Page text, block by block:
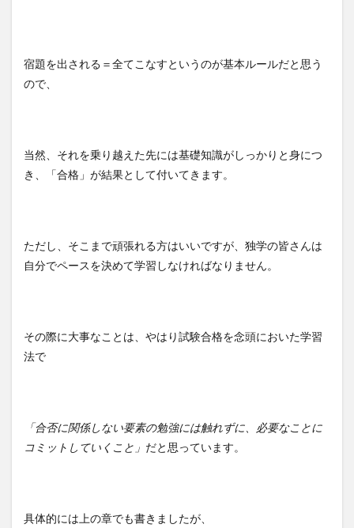
宿題を出される＝全てこなすというのが基本ルールだと思う
ので、
当然、それを乗り越えた先には基礎知識がしっかりと身につ
き、「合格」が結果として付いてきます。
ただし、そこまで頑張れる方はいいですが、独学の皆さんは
自分でペースを決めて学習しなければなりません。
その際に大事なことは、やはり試験合格を念頭においた学習
法で
「合否に関係しない要素の勉強には触れずに、必要なことに
コミットしていくこと」 だと思っています。
具体的には上の章でも書きましたが、